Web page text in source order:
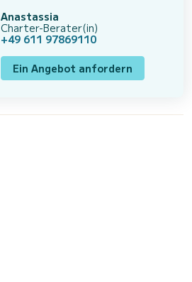
Anastassia
Charter-Berater(in)
+49 611 97869110
Ein Angebot anfordern